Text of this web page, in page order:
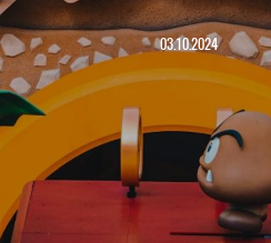
03.10.2024